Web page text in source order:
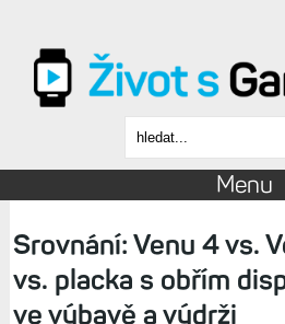
Vyhledávání
Menu
Srovnání: Venu 4 vs.
vs. placka s obřím
ve výbavě a výdrži